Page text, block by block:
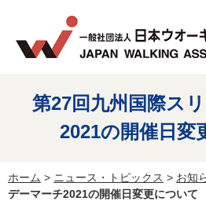
第27回九州国際ス
2021の開催日変
ホーム > ニュース・トピックス > お知
デーマーチ2021の開催日変更について